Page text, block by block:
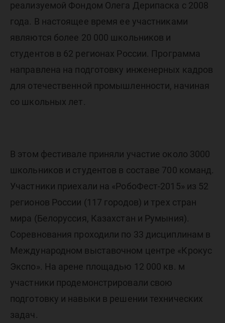
реализуемой Фондом Олега Дерипаска с 2008
года. В настоящее время ее участниками
являются более 20 000 школьников и
студентов в 62 регионах России. Программа
направлена на подготовку инженерных кадров
для отечественной промышленности, начиная
со школьных лет.
В этом фестивале приняли участие около 3000
школьников и студентов в составе 700 команд.
Участники приехали на «РобоФест-2015» из 52
регионов России (117 городов) и трех стран
мира (Белоруссия, Казахстан и Румыния).
Соревнования проходили по 33 дисциплинам в
Международном выставочном центре «Крокус
Экспо». На арене площадью 12 000 кв. м
участники продемонстрировали свою
подготовку и навыки в решении технических
задач.